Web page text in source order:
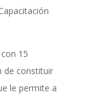
15
de constituir
le permite a